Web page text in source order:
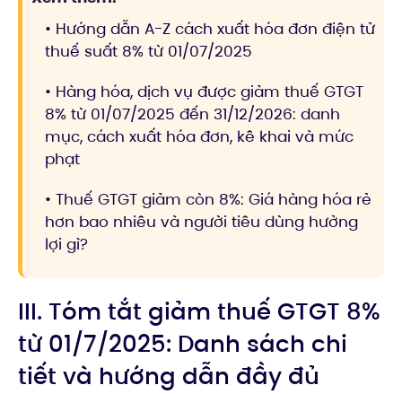
• Hướng dẫn A-Z cách xuất hóa đơn điện tử
thuế suất 8% từ 01/07/2025
• Hàng hóa, dịch vụ được giảm thuế GTGT
8% từ 01/07/2025 đến 31/12/2026: danh
mục, cách xuất hóa đơn, kê khai và mức
phạt
• Thuế GTGT giảm còn 8%: Giá hàng hóa rẻ
hơn bao nhiêu và người tiêu dùng hưởng
lợi gì?
III. Tóm tắt giảm thuế GTGT 8%
từ 01/7/2025: Danh sách chi
tiết và hướng dẫn đầy đủ